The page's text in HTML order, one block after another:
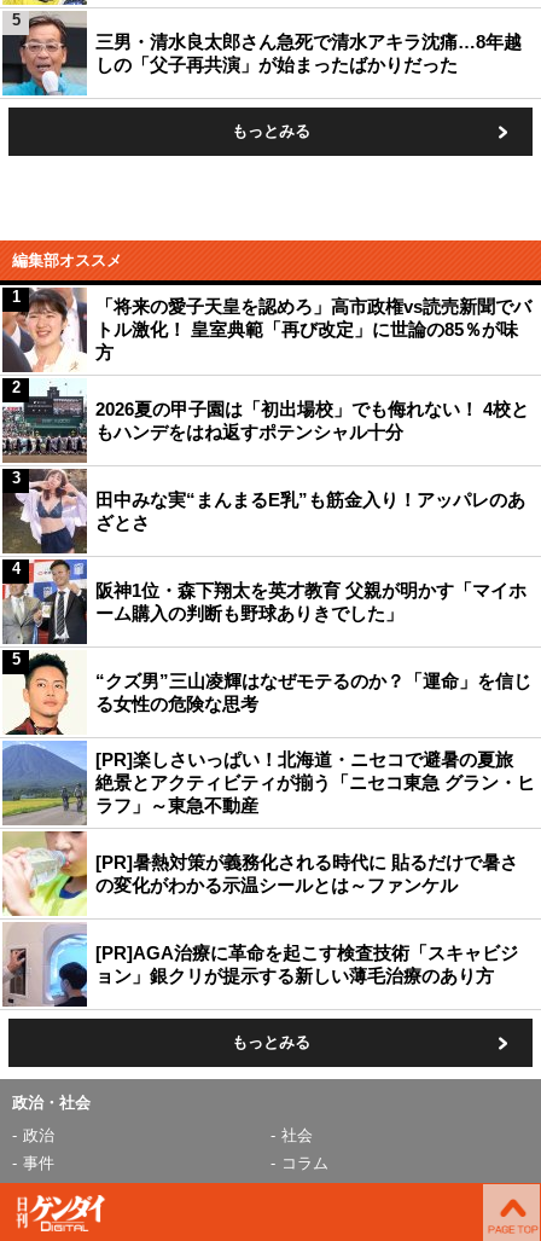
三男・清水良太郎さん急死で清水アキラ沈痛…8年越
しの「父子再共演」が始まったばかりだった
5
もっとみる
編集部オススメ
「将来の愛子天皇を認めろ」高市政権vs読売新聞でバ
トル激化！ 皇室典範「再び改定」に世論の85％が味
方
1
2026夏の甲子園は「初出場校」でも侮れない！ 4校と
もハンデをはね返すポテンシャル十分
2
田中みな実“まんまるE乳”も筋金入り！アッパレのあ
ざとさ
3
阪神1位・森下翔太を英才教育 父親が明かす「マイホ
ーム購入の判断も野球ありきでした」
4
“クズ男”三山凌輝はなぜモテるのか？「運命」を信じ
る女性の危険な思考
5
[PR]楽しさいっぱい！北海道・ニセコで避暑の夏旅
絶景とアクティビティが揃う「ニセコ東急 グラン・ヒ
ラフ」～東急不動産
[PR]暑熱対策が義務化される時代に 貼るだけで暑さ
の変化がわかる示温シールとは～ファンケル
[PR]AGA治療に革命を起こす検査技術「スキャビジ
ョン」銀クリが提示する新しい薄毛治療のあり方
もっとみる
政治・社会
政治
社会
事件
コラム